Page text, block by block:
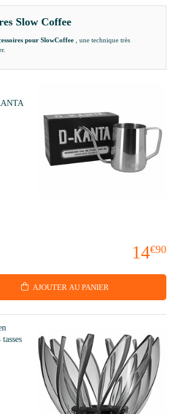
Slow Coffee
pour SlowCoffee , une technique très
14€90
AJOUTER AU PANIER